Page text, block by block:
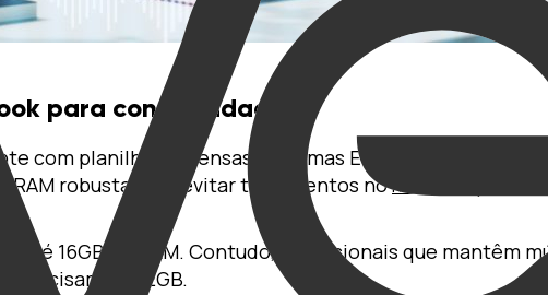
para contabilidade
com planilhas extensas, sistemas ERP, ferramentas de
RAM robusta para evitar travamentos nonotebook
é 16GB de RAM. Contudo, profissionais que mantêm
precisam de 32GB.